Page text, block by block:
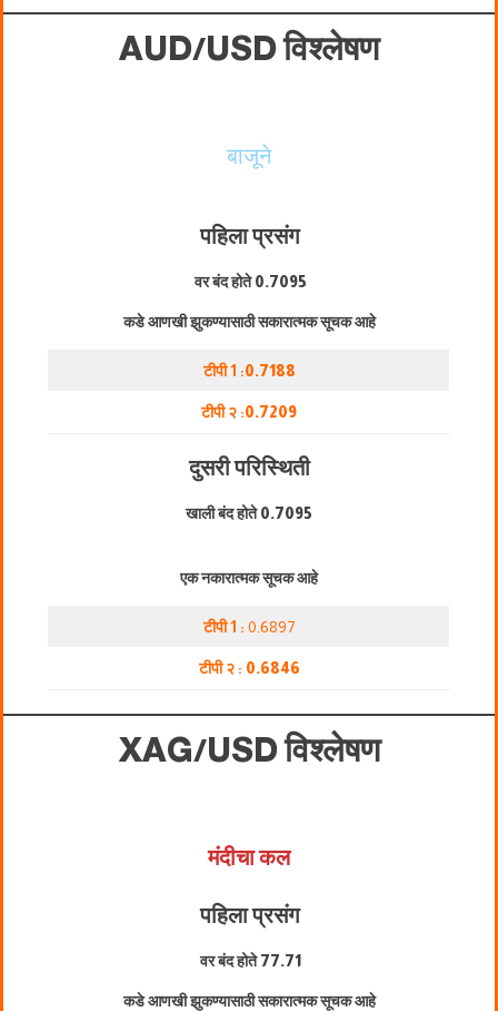
AUD/USD विश्लेषण
बाजूने
पहिला प्रसंग
वर बंद होते0.7095
कडे आणखी झुकण्यासाठी सकारात्मक सूचक आहे
टीपी 1 :0.7188
टीपी २ :0.7209
दुसरी परिस्थिती
खाली बंद होते0.7095
एक नकारात्मक सूचक आहे
टीपी 1 : 0.6897
टीपी २ : 0.6846
XAG/USDविश्लेषण
मंदीचा कल
पहिला प्रसंग
वर बंद होते77.71
कडे आणखी झुकण्यासाठी सकारात्मक सूचक आहे